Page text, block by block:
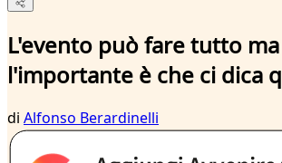
L'evento può fare tutto ma
l'importante è che ci dica
di Alfonso Berardinelli